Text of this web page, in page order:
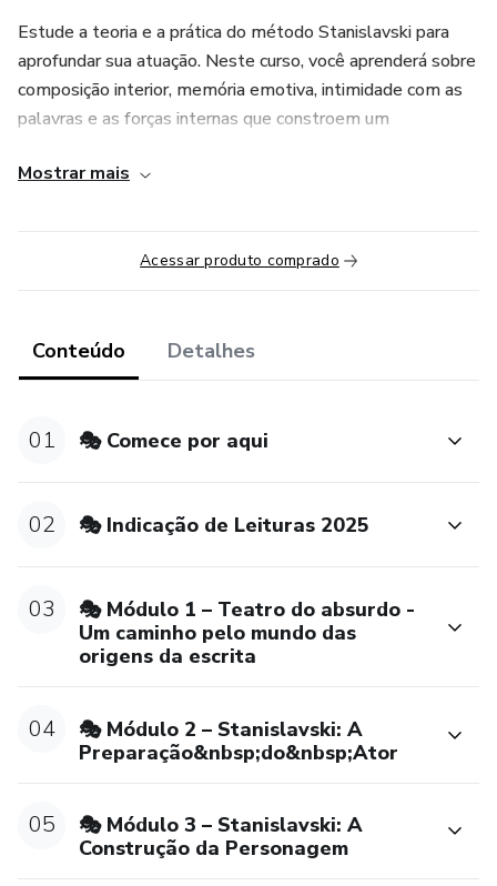
Estude a teoria e a prática do método Stanislavski para
aprofundar sua atuação. Neste curso, você aprenderá sobre
composição interior, memória emotiva, intimidade com as
palavras e as forças internas que constroem um
Voltado para atores e não atores, este curso apresenta os
fundamentos da atuação segundo Constantin Stanislavski.
expressão corporal, variações de tom e interpretação, e
descubra um mundo de possibilidades dentro de você!
🎭 Módulo 3 – Um Diálogo Entre Dionísio e Sócrates
Descubra a conexão entre arte e filosofia e apaixone-se
pela arte do bem pensar! Este curso é ideal para quem
deseja compreender os fundamentos do pensamento
filosófico e sua relação com a mitologia, a teoria do
conhecimento, a ética clássica e a estética. Mesmo sem
experiência anterior, você poderá acompanhar as aulas com
tranquilidade e mergulhar no universo dos grandes
filósofos.
Mostrar mais
Acessar produto comprado
Conteúdo Detalhes
01 🎭 Comece por aqui
02 🎭 Indicação de Leituras 2025
03
🎭 Módulo 1 – Teatro do absurdo -
Um caminho pelo mundo das
origens da escrita
04
🎭 Módulo 2 – Stanislavski: A
Preparação&nbsp;do&nbsp;Ator
05
🎭 Módulo 3 – Stanislavski: A
Construção da Personagem